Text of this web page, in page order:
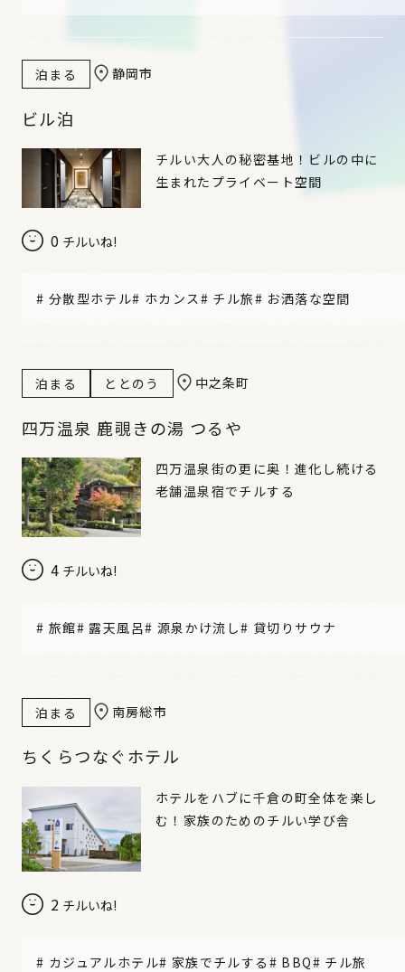
泊まる 静岡市
ビル泊
0 チルいね!
チルい大人の秘密基地！ビルの中に
生まれたプライベート空間
# 分散型ホテル# ホカンス# チル旅# お洒落な空間
泊まる ととのう 中之条町
四万温泉 鹿覗きの湯 つるや
4 チルいね!
四万温泉街の更に奥！進化し続ける
老舗温泉宿でチルする
# 旅館# 露天風呂# 源泉かけ流し# 貸切りサウナ
泊まる 南房総市
ちくらつなぐホテル
2 チルいね!
ホテルをハブに千倉の町全体を楽し
む！家族のためのチルい学び舎
# カジュアルホテル# 家族でチルする # BBQ# チル旅